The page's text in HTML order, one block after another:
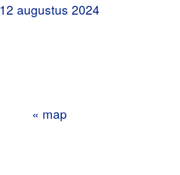
12 augustus 2024
« map